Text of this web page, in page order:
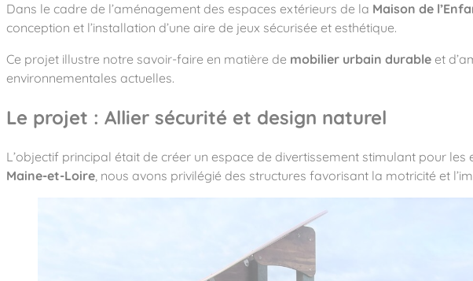
Nos fonctions ludiques & sportives
Nos sols amortissants
Catalogues
Dans le cadre de l’aménagement des espaces extérieurs de la Maison de
conception et l’installation d’une aire de jeux sécurisée et esthétique.
Ce projet illustre notre savoir-faire en matière de mobilier urbain durable et
environnementales actuelles.
Le projet : Allier sécurité et design naturel
L’objectif principal était de créer un espace de divertissement stimulant pour
Maine-et-Loire, nous avons privilégié des structures favorisant la motricité et